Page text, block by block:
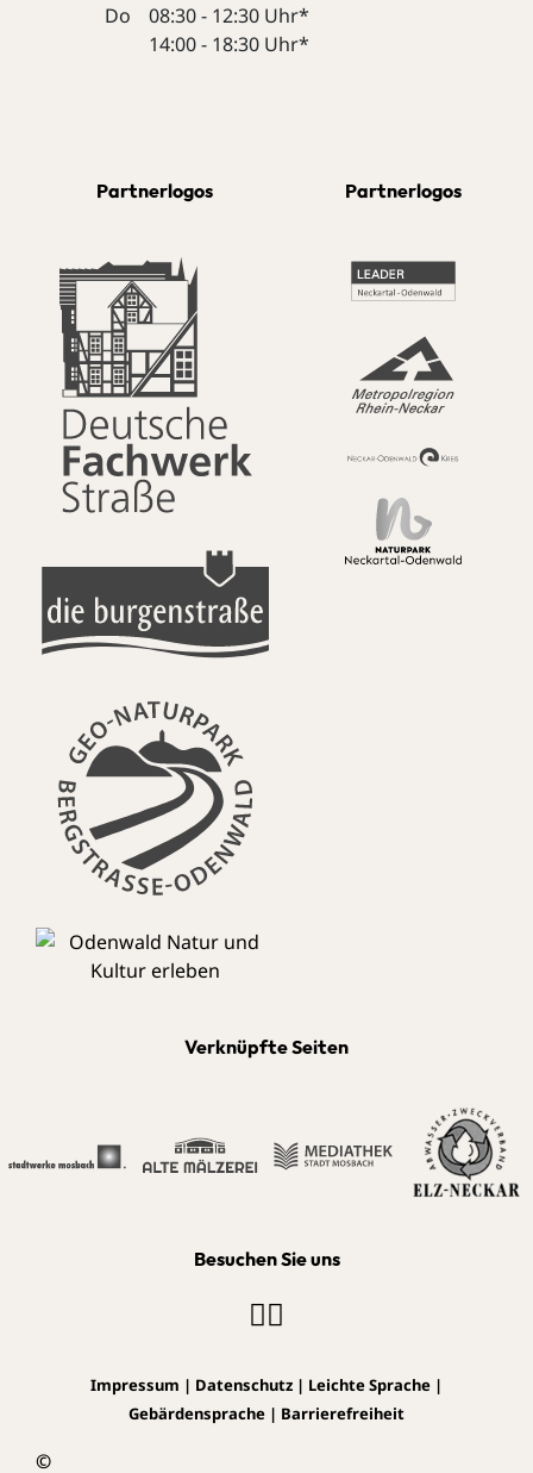
Do
08:30 - 12:30 Uhr*
14:00 - 18:30 Uhr*
Partnerlogos Partnerlogos
Verknüpfte Seiten
Besuchen Sie uns
©
Impressum | Datenschutz | Leichte Sprache |
Gebärdensprache | Barrierefreiheit